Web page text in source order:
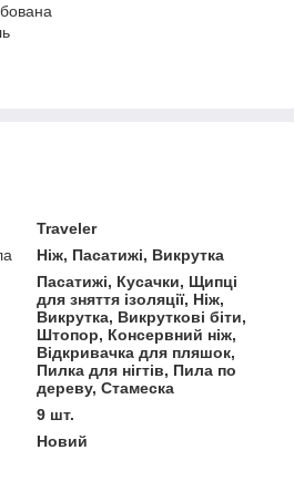
Traveler
Ніж, Пасатижі, Викрутка
Пасатижі, Кусачки, Щипці
для зняття ізоляції, Ніж,
Викрутка, Викруткові біти,
Штопор, Консервний ніж,
Відкривачка для пляшок,
Пилка для нігтів, Пила по
дереву, Стамеска
9 шт.
Новий